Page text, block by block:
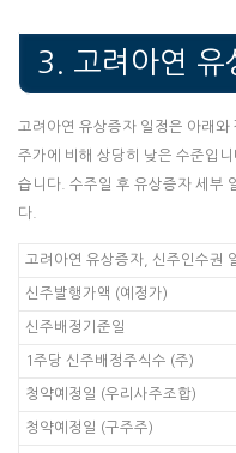
3. 고려아연 유
고려아연 유상증자 일정은 아래
주가에 비해 상당히 낮은 수준입
습니다. 수주일 후 유상증자 세부
다.
고려아연 유상증자, 신주인수권
신주발행가액 (예정가)
신주배정기준일
1주당 신주배정주식수 (주)
청약예정일 (우리사주조합)
청약예정일 (구주주)